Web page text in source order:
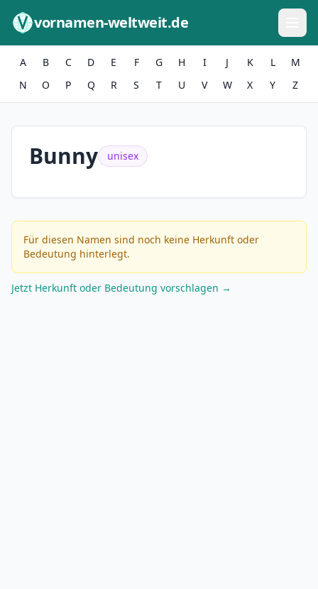
vornamen-weltweit.de
A B C D E F G H I J K L
M
N
O P Q R S T U V W X Y Z
Bunny unisex
Für diesen Namen sind noch keine Herkunft oder
Bedeutung hinterlegt.
Jetzt Herkunft oder Bedeutung vorschlagen →